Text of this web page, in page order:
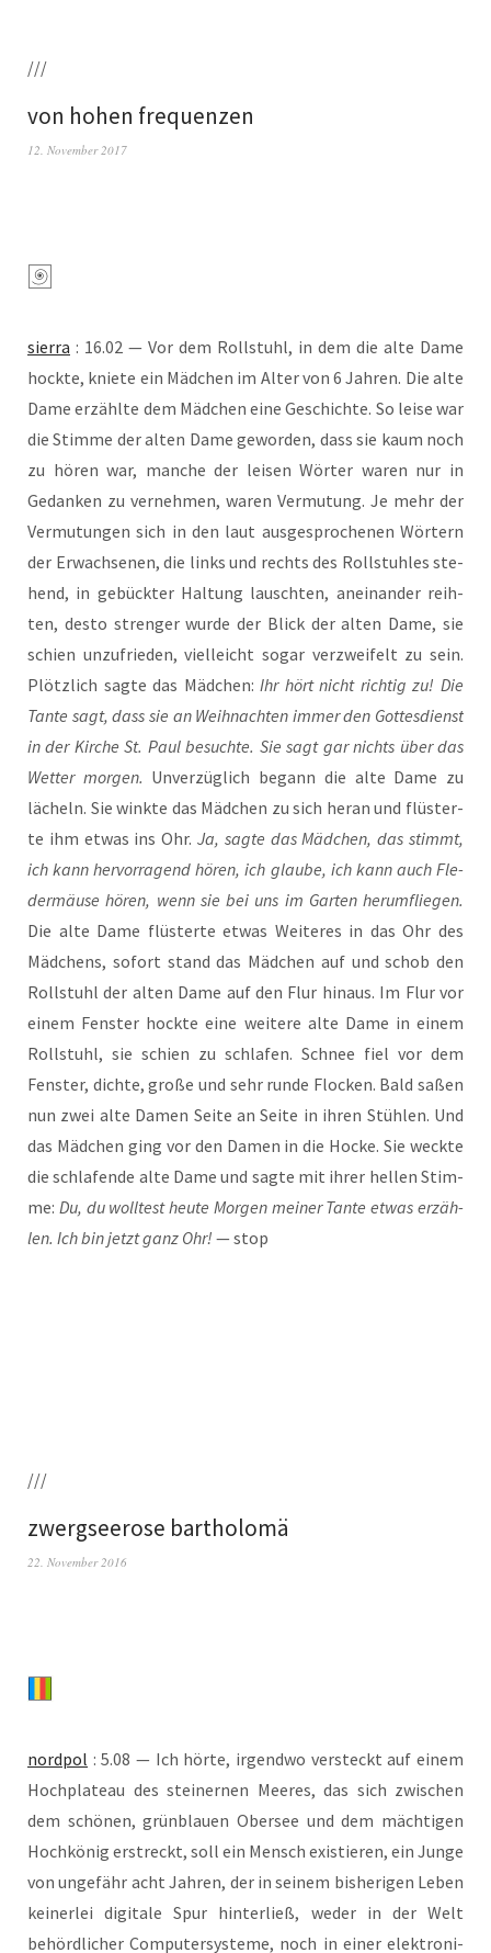
///
von hohen frequenzen
12. November 2017
sier­ra : 16.02 — Vor dem Roll­stuhl, in dem die alte Dame
hock­te, knie­te ein Mäd­chen im Alter von 6 Jah­ren. Die alte
Dame erzähl­te dem Mäd­chen eine Geschich­te. So lei­se war
die Stim­me der alten Dame gewor­den, dass sie kaum noch
zu hören war, man­che der lei­sen Wör­ter waren nur in
Gedan­ken zu ver­neh­men, waren Ver­mu­tung. Je mehr der
Ver­mu­tun­gen sich in den laut aus­ge­spro­che­nen Wör­tern
der Erwach­se­nen, die links und rechts des Roll­stuh­les ste­
hend, in gebück­ter Hal­tung lausch­ten, anein­an­der reih­
ten, des­to stren­ger wur­de der Blick der alten Dame, sie
schien unzu­frie­den, viel­leicht sogar ver­zwei­felt zu sein.
Plötz­lich sag­te das Mäd­chen:Ihr hört nicht rich­tig zu! Die
Tan­te sagt, dass sie an Weih­nach­ten immer den Got­tes­dienst
in der Kir­che St. Paul besuch­te. Sie sagt gar nichts über das
Wet­ter mor­gen. Unver­züg­lich begann die alte Dame zu
lächeln. Sie wink­te das Mäd­chen zu sich her­an und flüs­ter­
te ihm etwas ins Ohr. Ja, sag­te das Mäd­chen, das stimmt,
ich kann her­vor­ra­gend hören, ich glau­be, ich kann auch Fle­
der­mäu­se hören, wenn sie bei uns im Gar­ten her­um­flie­gen.
Die alte Dame flüs­ter­te etwas Wei­te­res in das Ohr des
Mäd­chens, sofort stand das Mäd­chen auf und schob den
Roll­stuhl der alten Dame auf den Flur hin­aus. Im Flur vor
einem Fens­ter hock­te eine wei­te­re alte Dame in einem
Roll­stuhl, sie schien zu schla­fen. Schnee fiel vor dem
Fens­ter, dich­te, gro­ße und sehr run­de Flo­cken. Bald saßen
nun zwei alte Damen Sei­te an Sei­te in ihren Stüh­len. Und
das Mäd­chen ging vor den Damen in die Hocke. Sie weck­te
die schla­fen­de alte Dame und sag­te mit ihrer hel­len Stim­
me: Du, du woll­test heu­te Mor­gen mei­ner Tan­te etwas erzäh­
len. Ich bin jetzt ganz Ohr! — stop
///
zwergseerose bartholomä
22. November 2016
nord­pol : 5.08 — Ich hör­te, irgend­wo ver­steckt auf einem
Hoch­pla­teau des stei­ner­nen Mee­res, das sich zwi­schen
dem schö­nen, grün­blau­en Ober­see und dem mäch­ti­gen
Hoch­kö­nig erstreckt, soll ein Mensch exis­tie­ren, ein Jun­ge
von unge­fähr acht Jah­ren, der in sei­nem bis­he­ri­gen Leben
kei­ner­lei digi­ta­le Spur hin­ter­ließ, weder in der Welt
behörd­li­cher Com­pu­ter­sys­te­me, noch in einer elek­tro­ni­